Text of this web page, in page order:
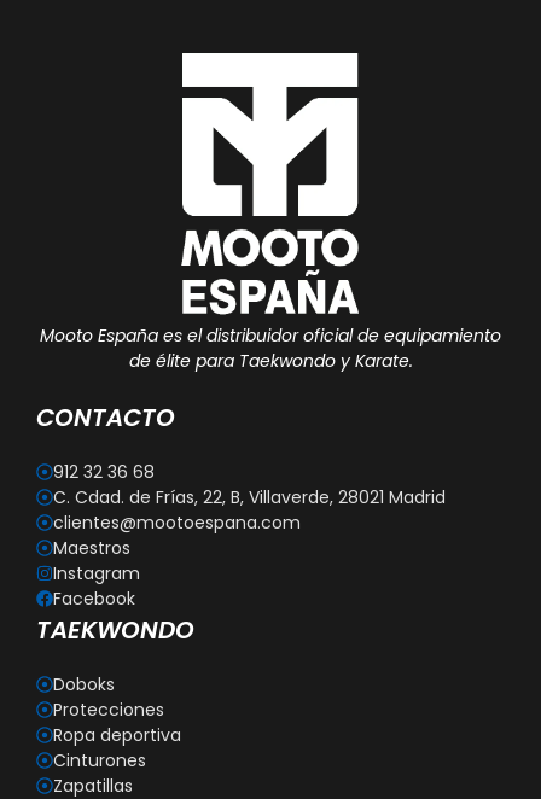
Mooto España es el distribuidor oficial de equipamiento
de élite para Taekwondo y Karate.
CONTACTO
912 32 36 68
C. Cdad. de Frías, 22, B, Villaverde, 28021 Madrid
clientes@mootoespana.com
Maestros
Instagram
Facebook
TAEKWONDO
Doboks
Protecciones
Ropa deportiva
Cinturones
Zapatillas